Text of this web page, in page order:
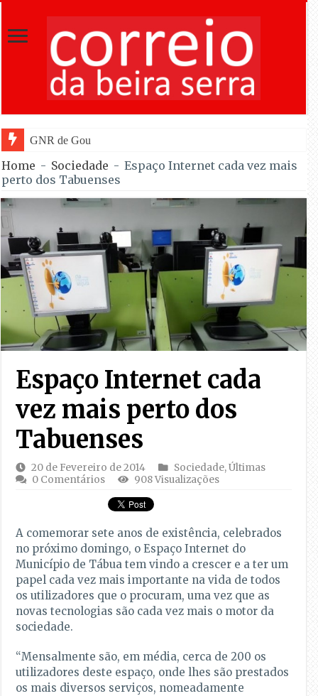
GNR de Gouveia desmantelou alegada rede
Home - Sociedade - Espaço Internet cada vez mais
perto dos Tabuenses
Espaço Internet cada
vez mais perto dos
Tabuenses
20 de Fevereiro de 2014 Sociedade,Últimas
0 Comentários
908 Visualizações
A comemorar sete anos de existência, celebrados
no próximo domingo, o Espaço Internet do
Município de Tábua tem vindo a crescer e a ter um
papel cada vez mais importante na vida de todos
os utilizadores que o procuram, uma vez que as
novas tecnologias são cada vez mais o motor da
sociedade.
“Mensalmente são, em média, cerca de 200 os
utilizadores deste espaço, onde lhes são prestados
os mais diversos serviços, nomeadamente